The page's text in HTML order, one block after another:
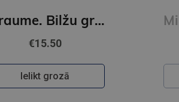
Straume. Bilžu grāmata
€15.50
Ielikt grozā